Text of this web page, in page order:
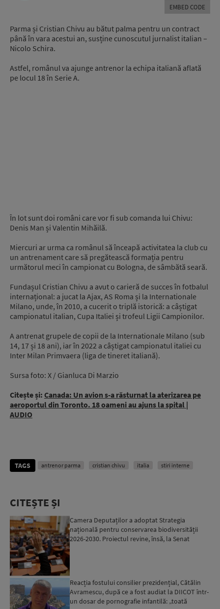
EMBED CODE
Parma și Cristian Chivu au bătut palma pentru un contract
până în vara acestui an, susține cunoscutul jurnalist italian –
Nicolo Schira.
Astfel, românul va ajunge antrenor la echipa italiană aflată
pe locul 18 în Serie A.
În lot sunt doi români care vor fi sub comanda lui Chivu:
Denis Man și Valentin Mihăilă.
Miercuri ar urma ca românul să înceapă activitatea la club cu
un antrenament care să pregătească formația pentru
următorul meci în campionat cu Bologna, de sâmbătă seară.
Fundașul Cristian Chivu a avut o carieră de succes în fotbalul
internațional: a jucat la Ajax, AS Roma și la Internationale
Milano, unde, în 2010, a cucerit o triplă istorică: a câștigat
campionatul italian, Cupa Italiei și trofeul Ligii Campionilor.
A antrenat grupele de copii de la Internationale Milano (sub
14, 17 și 18 ani), iar în 2022 a câștigat campionatul italiei cu
Inter Milan Primvaera (liga de tineret italiană).
Sursa foto: X / Gianluca Di Marzio
Citește și: Canada: Un avion s-a răsturnat la aterizarea pe
aeroportul din Toronto. 18 oameni au ajuns la spital |
AUDIO
TAGS antrenor parma cristian chivu italia stiri interne
CITEȘTE ȘI
Camera Deputaților a adoptat Strategia
națională pentru conservarea biodiversității
2026-2030. Proiectul revine, însă, la Senat
Reacția fostului consilier prezidențial, Cătălin
Avramescu, după ce a fost audiat la DIICOT într-
un dosar de pornografie infantilă: „toată